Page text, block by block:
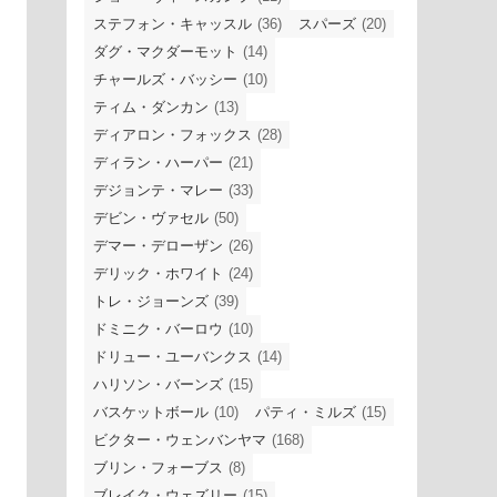
ステフォン・キャッスル (36) スパーズ (20)
ダグ・マクダーモット (14)
チャールズ・バッシー (10)
ティム・ダンカン (13)
ディアロン・フォックス (28)
ディラン・ハーパー (21)
デジョンテ・マレー (33)
デビン・ヴァセル (50)
デマー・デローザン (26)
デリック・ホワイト (24)
トレ・ジョーンズ (39)
ドミニク・バーロウ (10)
ドリュー・ユーバンクス (14)
ハリソン・バーンズ (15)
バスケットボール (10) パティ・ミルズ (15)
ビクター・ウェンバンヤマ (168)
ブリン・フォーブス (8)